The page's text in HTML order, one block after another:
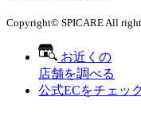
Copyright© SPICARE All
お近くの
店舗を調べる
公式ECをチェッ